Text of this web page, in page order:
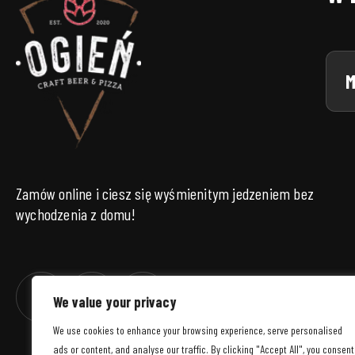
We value your privacy
We use cookies to enhance your browsing experience, serve personalised
ads or content, and analyse our traffic. By clicking "Accept All", you consent
Zamów online i ciesz się wyśmienitym jedzeniem bez
wychodzenia z domu!